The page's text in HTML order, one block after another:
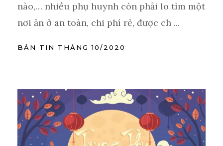
nào,… nhiều phụ huynh còn phải lo tìm một
nơi ăn ở an toàn, chi phí rẻ, được ch ...
BẢN TIN THÁNG 10/2020